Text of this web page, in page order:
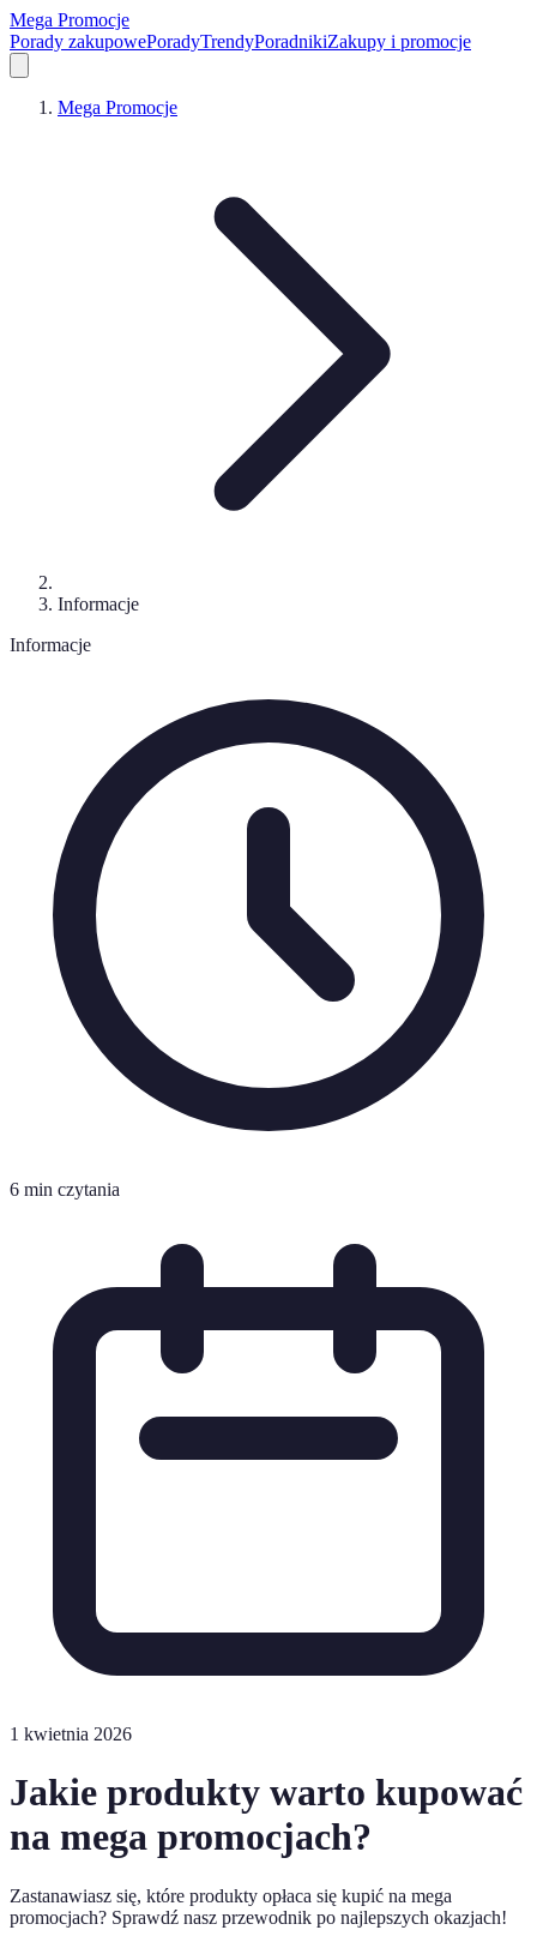
Mega Promocje
Porady zakupowePoradyTrendyPoradnikiZakupy i promocje
Mega Promocje
Informacje
Informacje
6 min czytania
1 kwietnia 2026
Jakie produkty warto kupować
na mega promocjach?
Zastanawiasz się, które produkty opłaca się kupić na mega
promocjach? Sprawdź nasz przewodnik po najlepszych okazjach!